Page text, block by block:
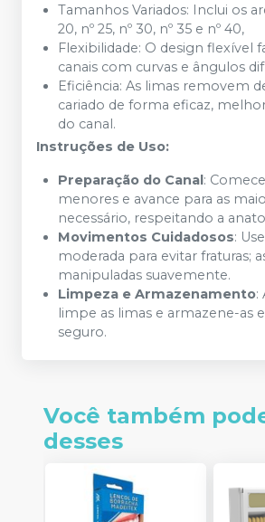
Tamanhos Variados: Inclui os
20, nº 25, nº 30, nº 35 e nº 40,
Flexibilidade: O design flexível
canais com curvas e ângulos
Eficiência: As limas removem
cariado de forma eficaz,
do canal.
Instruções de Uso:
Preparação do Canal:
menores e avance para as
necessário, respeitando a
Movimentos Cuidadosos:
moderada para evitar fraturas;
manipuladas suavemente.
Limpeza e Armazenamento:
limpe as limas e armazene-as
seguro.
Você também
desses